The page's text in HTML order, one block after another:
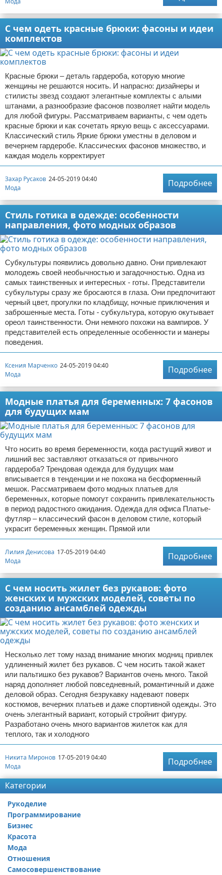
С чем одеть красные брюки: фасоны и идеи
комплектов
Красные брюки – деталь гардероба, которую многие
женщины не решаются носить. И напрасно: дизайнеры и
стилисты звезд создают элегантные комплекты с алыми
штанами, а разнообразие фасонов позволяет найти модель
для любой фигуры. Рассматриваем варианты, с чем одеть
красные брюки и как сочетать яркую вещь с аксессуарами.
Классический стиль Яркие брюки уместны в деловом и
вечернем гардеробе. Классических фасонов множество, и
каждая модель корректирует
Захар Русаков 24-05-2019 04:40
Мода
Подробнее
Стиль готика в одежде: особенности
направления, фото модных образов
Субкультуры появились довольно давно. Они привлекают
молодежь своей необычностью и загадочностью. Одна из
самых таинственных и интересных - готы. Представители
субкультуры сразу же бросаются в глаза. Они предпочитают
черный цвет, прогулки по кладбищу, ночные приключения и
заброшенные места. Готы - субкультура, которую окутывает
ореол таинственности. Они немного похожи на вампиров. У
представителей есть определенные особенности и манеры
поведения.
Ксения Марченко 24-05-2019 04:40
Мода
Подробнее
Модные платья для беременных: 7 фасонов
для будущих мам
Что носить во время беременности, когда растущий живот и
лишний вес заставляют отказаться от привычного
гардероба? Трендовая одежда для будущих мам
вписывается в тенденции и не похожа на бесформенный
мешок. Рассматриваем фото модных платьев для
беременных, которые помогут сохранить привлекательность
в период радостного ожидания. Одежда для офиса Платье-
футляр – классический фасон в деловом стиле, который
украсит беременных женщин. Прямой или
Лилия Денисова 17-05-2019 04:40
Мода
Подробнее
С чем носить жилет без рукавов: фото
женских и мужских моделей, советы по
созданию ансамблей одежды
Несколько лет тому назад внимание многих модниц привлек
удлиненный жилет без рукавов. С чем носить такой жакет
или пальтишко без рукавов? Вариантов очень много. Такой
наряд дополняет любой повседневный, романтичный и даже
деловой образ. Сегодня безрукавку надевают поверх
костюмов, вечерних платьев и даже спортивной одежды. Это
очень элегантный вариант, который стройнит фигуру.
Разработано очень много вариантов жилеток как для
теплого, так и холодного
Никита Миронов 17-05-2019 04:40
Мода
Подробнее
Категории
Рукоделие
Программирование
Бизнес
Красота
Мода
Отношения
Самосовершенствование